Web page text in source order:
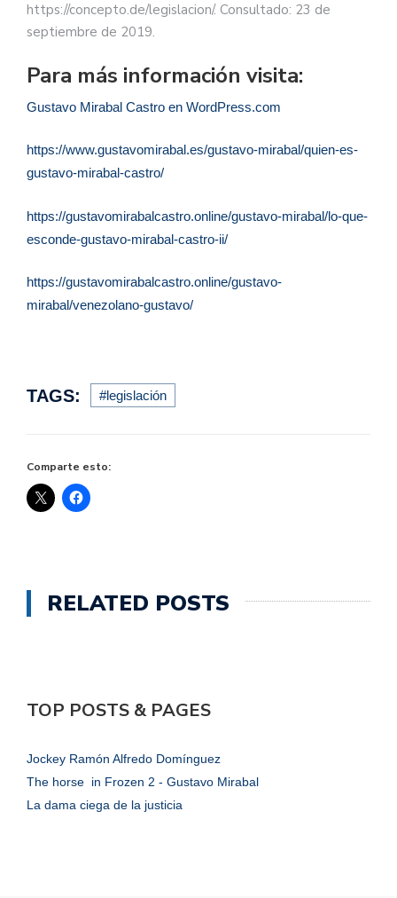
https://concepto.de/legislacion/. Consultado: 23 de
septiembre de 2019.
Para más información visita:
Gustavo Mirabal Castro en WordPress.com
https://www.gustavomirabal.es/gustavo-mirabal/quien-es-
gustavo-mirabal-castro/
https://gustavomirabalcastro.online/gustavo-mirabal/lo-que-
esconde-gustavo-mirabal-castro-ii/
https://gustavomirabalcastro.online/gustavo-
mirabal/venezolano-gustavo/
TAGS: #legislación
Comparte esto:
RELATED POSTS
TOP POSTS & PAGES
Jockey Ramón Alfredo Domínguez
The horse in Frozen 2 - Gustavo Mirabal
La dama ciega de la justicia